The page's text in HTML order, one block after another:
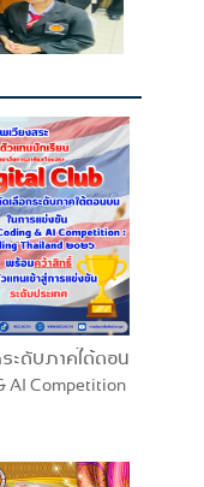
ะดับภาคใต้ตอน
AI Competition